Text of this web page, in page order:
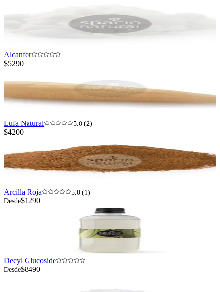
Alcanfor
$5290
Lufa Natural 5.0 (2)
$4200
Arcilla Roja
5.0 (1)
Desde$1290
Decyl Glucoside
Desde$8490